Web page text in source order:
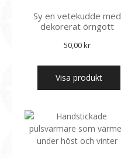
Sy en vetekudde med
dekorerat örngott
50,00kr
Visa produkt